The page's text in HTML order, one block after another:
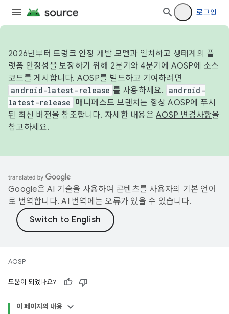
로그인
2026년부터 트렁크 안정 개발 모델과 일치하고 생태계의 플
랫폼 안정성을 보장하기 위해 2분기와 4분기에 AOSP에 소스
코드를 게시합니다. AOSP를 빌드하고 기여하려면
android-latest-release 를 사용하세요.
android-
latest-release
매니페스트 브랜치는 항상 AOSP에 푸시
된 최신 버전을 참조합니다. 자세한 내용은 AOSP 변경사항을
참고하세요.
Google은 AI 기술을 사용하여 콘텐츠를 사용자의 기본 언어
로 번역합니다. AI 번역에는 오류가 있을 수 있습니다.
AOSP
도움이 되었나요?
이 페이지의 내용